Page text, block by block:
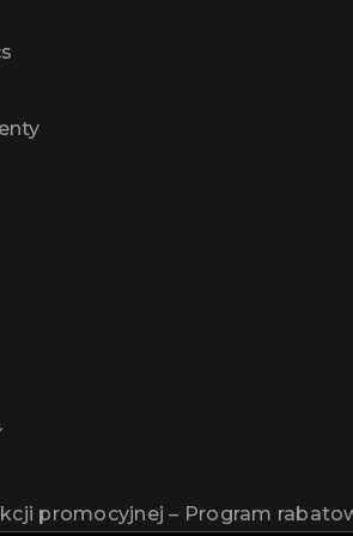
promocyjnej – Program